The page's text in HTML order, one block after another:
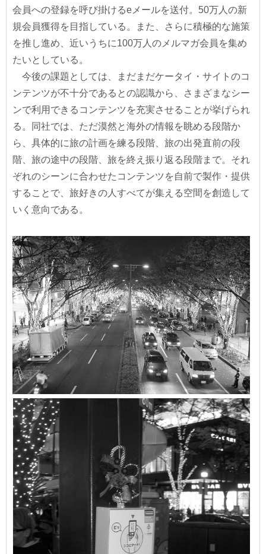
会員への登録を呼び掛けるeメールを送付。50万人の新
規会員獲得を目指している。また、さらに積極的な施策
を推し進め、近いうちに100万人のメルマガ会員を集め
たいとしている。
今後の課題としては、まだまだケータイ・サイトのコ
ンテンツが不十分であるとの認識から、さまざまなシー
ンで利用できるコンテンツを充実させることが挙げられ
る。同社では、ただ漠然と海外の情報を眺める段階か
ら、具体的に旅の計画を練る段階、旅の出発直前の段
階、旅の途中の段階、旅を終え振り返る段階まで。それ
ぞれのシーンに合わせたコンテンツを自前で製作・提供
することで、旅好きの人すべてが集える空間を創造して
いく意向である。